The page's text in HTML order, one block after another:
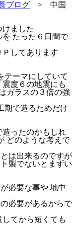
ブログ > 中国
ました
たった６日間で
してあります
テーマにしていて
度６の地震にも
ガラスの３倍の強
期で造るためだけ
ったのかもしれ
どのような考えで
は出来るのですが
製でないとまずい
必要な事や 地中
必要があるからで
てから短くても